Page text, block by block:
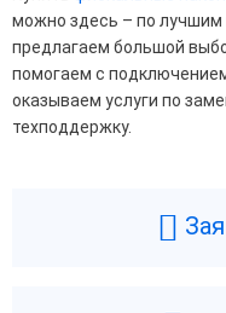
можно здесь – по
предлагаем большой
помогаем с
оказываем услуги по
техподдержку.